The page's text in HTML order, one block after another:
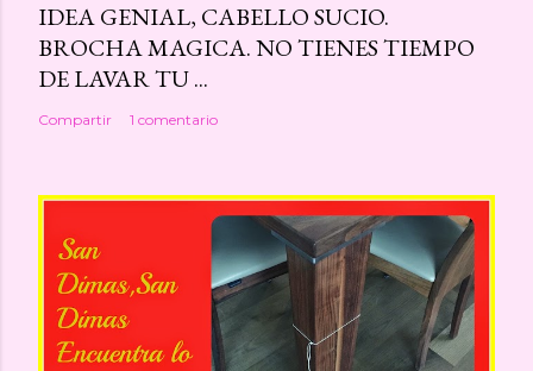
IDEA GENIAL, CABELLO SUCIO.
BROCHA MAGICA. NO TIENES TIEMPO
DE LAVAR TU ...
Compartir 1 comentario